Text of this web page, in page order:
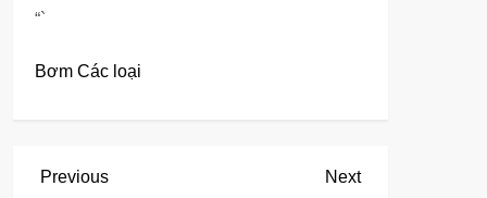
“`
Bơm Các loại
Đ
Previous
Previous
Next
Next